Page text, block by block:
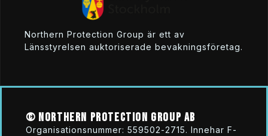
Northern Protection Group är ett av
Länsstyrelsen auktoriserade bevakningsföretag.
© Northern Protection Group AB
Organisationsnummer: 559502-2715. Innehar F-